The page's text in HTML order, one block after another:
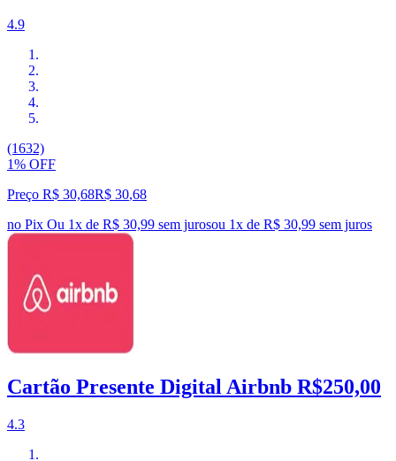
4.9
(1632)
1% OFF
Preço R$ 30,68R$ 30,68
no Pix Ou 1x de R$ 30,99 sem jurosou 1x de R$ 30,99 sem juros
Cartão Presente Digital Airbnb R$250,00
4.3